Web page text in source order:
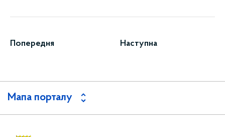
Попередня Наступна
Мапа порталу